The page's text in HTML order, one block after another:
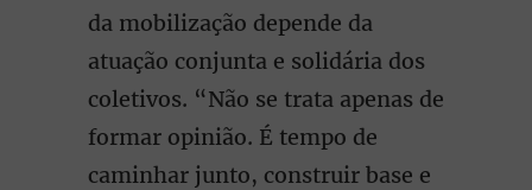
da mobilização depende da
atuação conjunta e solidária dos
coletivos. “Não se trata apenas de
formar opinião. É tempo de
caminhar junto, construir base e